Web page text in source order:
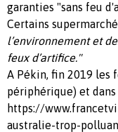
garanties "sans feu
Certains
l’environnement et
feux d’artifice."
A Pékin, fin 2019 les
périphérique) et
https://
australie-trop-